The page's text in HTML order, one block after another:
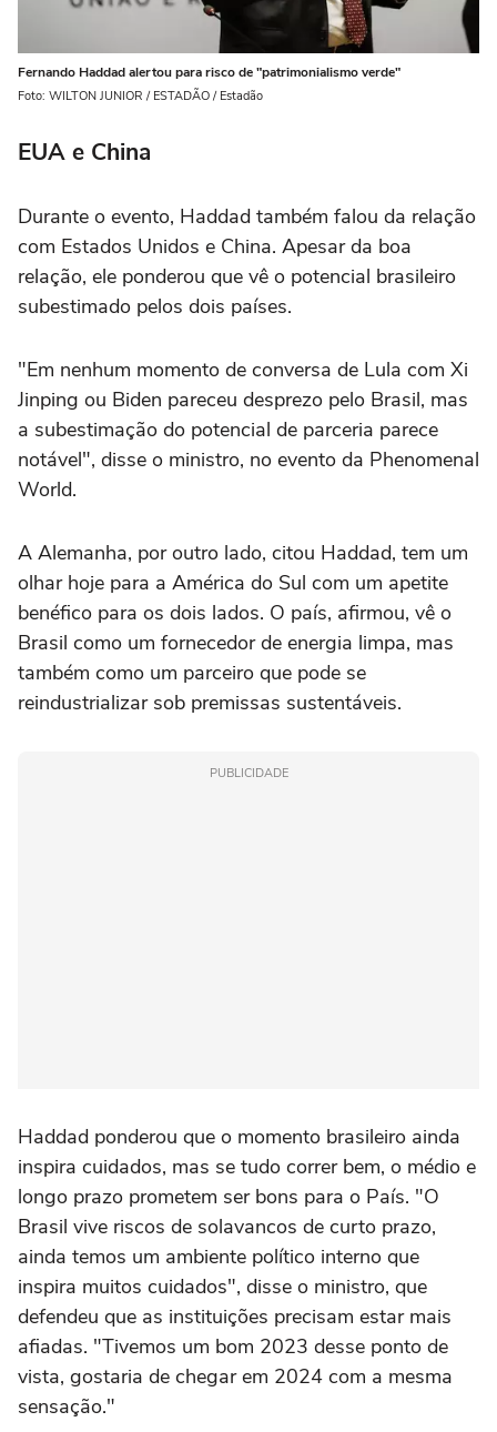
Fernando Haddad alertou para risco de "patrimonialismo verde"
Foto: WILTON JUNIOR / ESTADÃO / Estadão
EUA e China
Durante o evento, Haddad também falou da relação
com Estados Unidos e China. Apesar da boa
relação, ele ponderou que vê o potencial brasileiro
subestimado pelos dois países.
"Em nenhum momento de conversa de Lula com Xi
Jinping ou Biden pareceu desprezo pelo Brasil, mas
a subestimação do potencial de parceria parece
notável", disse o ministro, no evento da Phenomenal
World.
A Alemanha, por outro lado, citou Haddad, tem um
olhar hoje para a América do Sul com um apetite
benéfico para os dois lados. O país, afirmou, vê o
Brasil como um fornecedor de energia limpa, mas
também como um parceiro que pode se
reindustrializar sob premissas sustentáveis.
PUBLICIDADE
Haddad ponderou que o momento brasileiro ainda
inspira cuidados, mas se tudo correr bem, o médio e
longo prazo prometem ser bons para o País. "O
Brasil vive riscos de solavancos de curto prazo,
ainda temos um ambiente político interno que
inspira muitos cuidados", disse o ministro, que
defendeu que as instituições precisam estar mais
afiadas. "Tivemos um bom 2023 desse ponto de
vista, gostaria de chegar em 2024 com a mesma
sensação."